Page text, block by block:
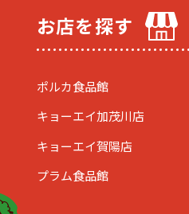
お店を探す
ポルカ食品館
キョーエイ加茂川店
キョーエイ賀陽店
プラム食品館